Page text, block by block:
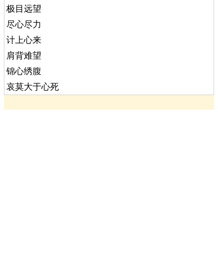
极目远望
尽心尽力
计上心来
肩背难望
锦心绣腹
哀莫大于心死